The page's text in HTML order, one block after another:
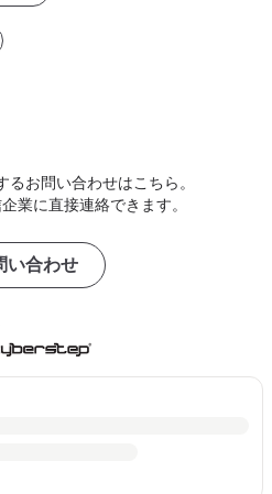
お問い合わせはこちら。
業に直接連絡できます。
い合わせ